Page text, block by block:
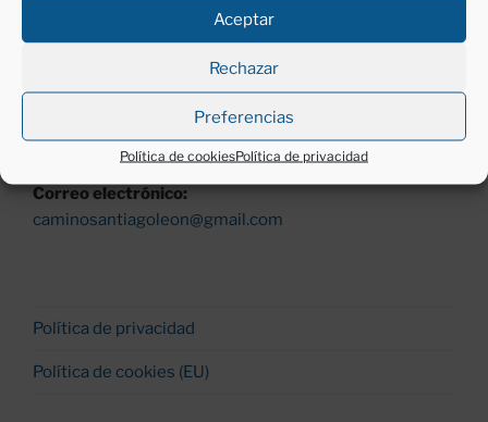
Aceptar
Rechazar
Preferencias
Política de cookiesPolítica de privacidad
Lunes a viernes (excepto festivos)
Mañanas, de 11 a 13 h.
987260530 y 677430200
Correo electrónico:
caminosantiagoleon@gmail.com
Política de privacidad
Política de cookies (EU)